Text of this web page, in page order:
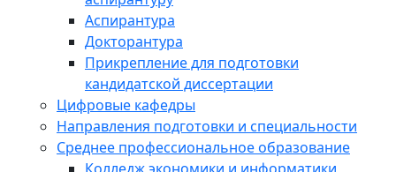
Аспирантура
Докторантура
Прикрепление для подготовки
кандидатской диссертации
Цифровые кафедры
Направления подготовки и специальности
Среднее профессиональное образование